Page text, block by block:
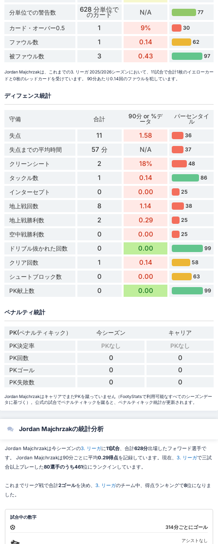
分単位での警告数 628 分単位で
のカード N/A 77
カード・オーバー0.5 1 9% 30
ファウル数 1 0.14 62
被ファウル数 3 0.43 97
Jordan Majchrzakは、これまでの3. リーガ 2025/2026シーズンにおいて、11試合で合計1枚のイエローカー
ドと0枚のレッドカードを受けています。 90分あたり0.14回のファウルを犯しています。
ディフェンス統計
守備 合計 90分 or %デ
ータ
パーセンタイ
ル
失点
11 1.58 36
失点までの平均時間 57 分 N/A 37
クリーンシート 2 18% 48
タックル数 1 0.14 86
インターセプト 0 0.00 25
地上戦回数 8 1.14 38
地上戦勝利数 2 0.29 25
空中戦勝利数 0 0.00 25
ドリブル抜かれた回数 0 0.00 99
クリア回数 1 0.14 58
シュートブロック数 0 0.00 63
PK献上数 0 0.00 99
ペナルティ統計
PK(ペナルティキック） 今シーズン
キャリア
PK決定率
PKなし
PKなし
PK回数
0 0
PKゴール 0 0
PK失敗数 0 0
Jordan MajchrzakはキャリアでまだPKを蹴っていません（FootyStatsで利用可能なすべてのシーズンデー
タに基づく）。公式の試合でペナルティキックを蹴ると、ペナルティキック統計が更新されます。
Jordan Majchrzakの統計分析
Jordan Majchrzakは今シーズンの3. リーガに11試合、合計628分出場したフォワード選手で
す。 Jordan Majchrzakは90分ごとに平均0.29得点を記録しています。現在、 3. リーガで三試
合以上プレーした80選手のうち461位にランクインしています。
これまでリーグ戦で合計2ゴールを決め、 3. リーガのチーム中、得点ランキングで8位になりま
した。
試合中の数字
314分ごとにゴール
アシストなし